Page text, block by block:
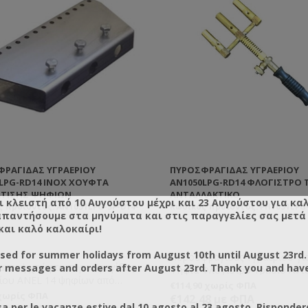
ΥΓΡΑΕΡΊΟΥ
RD14 INOX ΧΟΎΦΤΑ
ΨΗΦΊΩΝ
προϊόντος: AN1051LPG-SP-D14-
χούφτα πυροσφαγίδας
ΠΥΡΟΣΦΡΑΓΊΔΑΣ ΥΓΡΑΕΡΊΟΥ
AN1050LPG-RD14 ΦΛΌΓΙΣΤΡΟ
ΑΝΤΑΛΛΑΚΤΙΚΌ
Κωδικός προϊόντος:
Πυροσφραγίδας Υγραερίου
Ψηφία Φλόγιστρο Τριπλό
κλειστή από 10 Αυγούστου μέχρι και 23 Αυγούστου για
στα μηνύματα και στις παραγγελίες σας μετά
καλό καλοκαίρι!
for summer holidays from August 10th until August
messages and orders after August 23rd. Thank you and